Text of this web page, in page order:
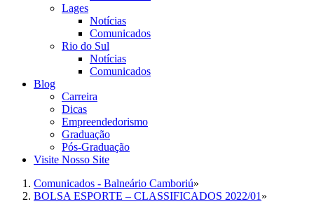
Lages
Notícias
Comunicados
Rio do Sul
Notícias
Comunicados
Blog
Carreira
Dicas
Empreendedorismo
Graduação
Pós-Graduação
Visite Nosso Site
Comunicados - Balneário Camboriú»
BOLSA ESPORTE – CLASSIFICADOS 2022/01 »